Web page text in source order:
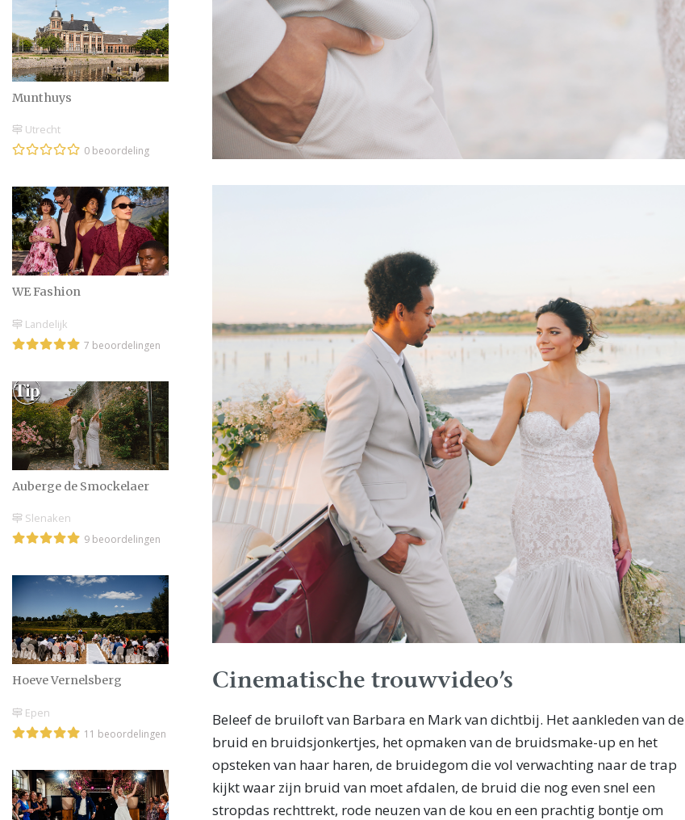
Munthuys
Utrecht
0 beoordeling
WE Fashion
Landelijk
7 beoordelingen
Auberge de Smockelaer
Slenaken
9 beoordelingen
Hoeve Vernelsberg
Epen
11 beoordelingen
Cinematische trouwvideo’s
Beleef de bruiloft van Barbara en Mark van dichtbij. Het aankleden van de
bruid en bruidsjonkertjes, het opmaken van de bruidsmake-up en het
opsteken van haar haren, de bruidegom die vol verwachting naar de trap
kijkt waar zijn bruid van moet afdalen, de bruid die nog even snel een
stropdas rechttrekt, rode neuzen van de kou en een prachtig bontje om